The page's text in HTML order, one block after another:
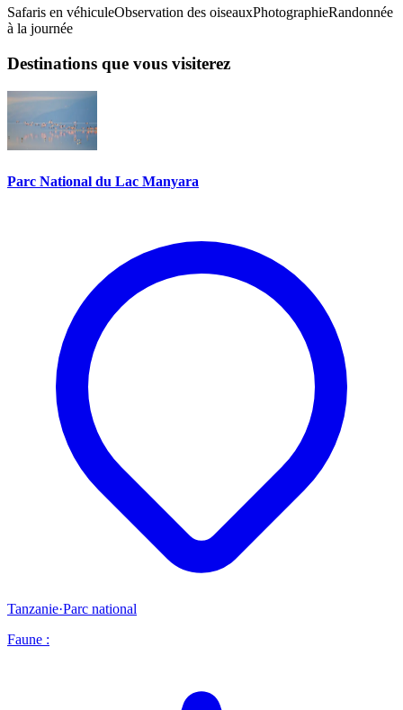
Safaris en véhiculeObservation des oiseauxPhotographieRandonnée
à la journée
Destinations que vous visiterez
Parc National du Lac Manyara
Tanzanie·Parc national
Faune :